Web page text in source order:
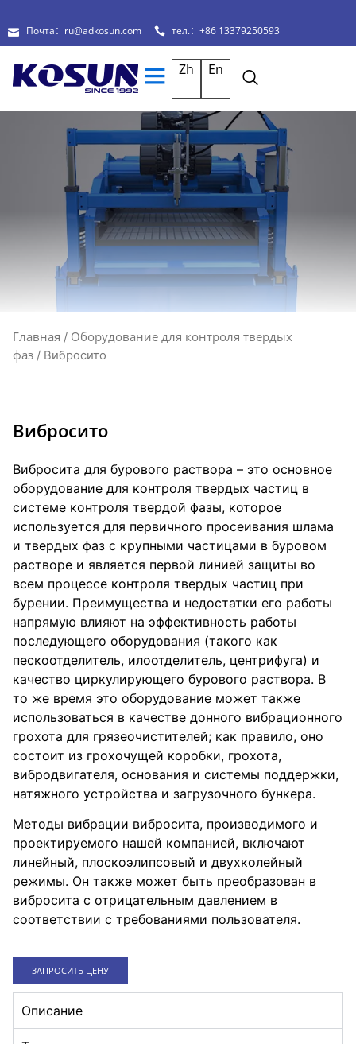
Почта：ru@adkosun.com тел.：+86 13379250593
Zh En
Главная / Оборудование для контроля твердых
фаз / Вибросито
Вибросито
Вибросита для бурового раствора – это основное
оборудование для контроля твердых частиц в
системе контроля твердой фазы, которое
используется для первичного просеивания шлама
и твердых фаз с крупными частицами в буровом
растворе и является первой линией защиты во
всем процессе контроля твердых частиц при
бурении. Преимущества и недостатки его работы
напрямую влияют на эффективность работы
последующего оборудования (такого как
пескоотделитель, илоотделитель, центрифуга) и
качество циркулирующего бурового раствора. В
то же время это оборудование может также
использоваться в качестве донного вибрационного
грохота для грязеочистителей; как правило, оно
состоит из грохочущей коробки, грохота,
вибродвигателя, основания и системы поддержки,
натяжного устройства и загрузочного бункера.
Методы вибрации вибросита, производимого и
проектируемого нашей компанией, включают
линейный, плоскоэлипсовый и двухколейный
режимы. Он также может быть преобразован в
вибросита с отрицательным давлением в
соответствии с требованиями пользователя.
3АПPОСИТЬ ЦЕНУ
Описание